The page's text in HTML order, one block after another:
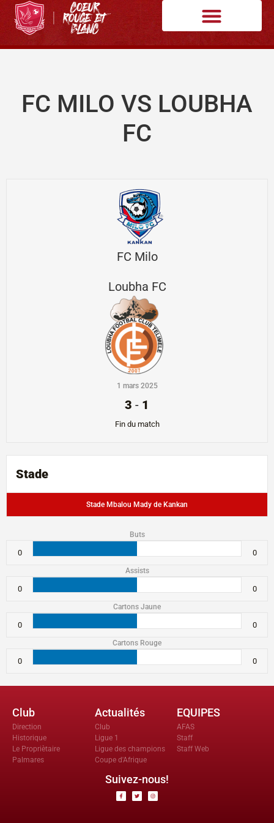
FC MILO VS LOUBHA
FC
FC Milo
Loubha FC
1 mars 2025
3 - 1
Fin du match
Stade
Stade Mbalou Mady de Kankan
Buts
0 0
Assists
0 0
Cartons Jaune
0 0
Cartons Rouge
0 0
Club
Direction
Historique
Le Propriètaire
Palmares
Actualités
Club
Ligue 1
Ligue des champions
Coupe d'Afrique
EQUIPES
AFAS
Staff
Staff Web
Suivez-nous!